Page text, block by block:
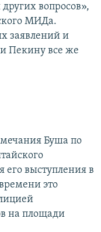
вопросов»,
МИДа.
заявлений и
Пекину все же
Буша по
его выступления в
это
на площади